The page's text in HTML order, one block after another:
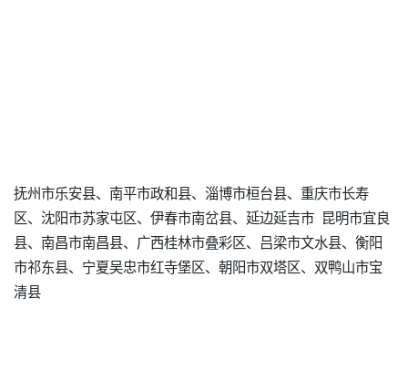
抚州市乐安县、南平市政和县、淄博市桓台县、重庆市长寿
区、沈阳市苏家屯区、伊春市南岔县、延边延吉市 昆明市宜良
县、南昌市南昌县、广西桂林市叠彩区、吕梁市文水县、衡阳
市祁东县、宁夏吴忠市红寺堡区、朝阳市双塔区、双鸭山市宝
清县